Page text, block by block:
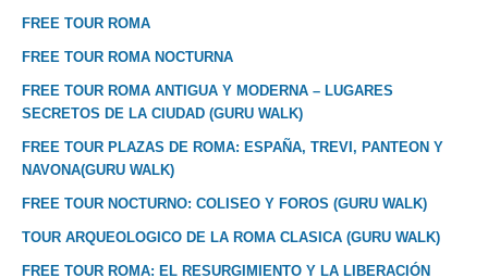
FREE TOUR ROMA
FREE TOUR ROMA NOCTURNA
FREE TOUR ROMA ANTIGUA Y MODERNA – LUGARES
SECRETOS DE LA CIUDAD (GURU WALK)
FREE TOUR PLAZAS DE ROMA: ESPAÑA, TREVI, PANTEON Y
NAVONA(GURU WALK)
FREE TOUR NOCTURNO: COLISEO Y FOROS (GURU WALK)
TOUR ARQUEOLOGICO DE LA ROMA CLASICA (GURU WALK)
FREE TOUR ROMA: EL RESURGIMIENTO Y LA LIBERACIÓN